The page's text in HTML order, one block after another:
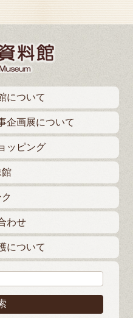
について
企画展について
ッピング
館
わせ
について